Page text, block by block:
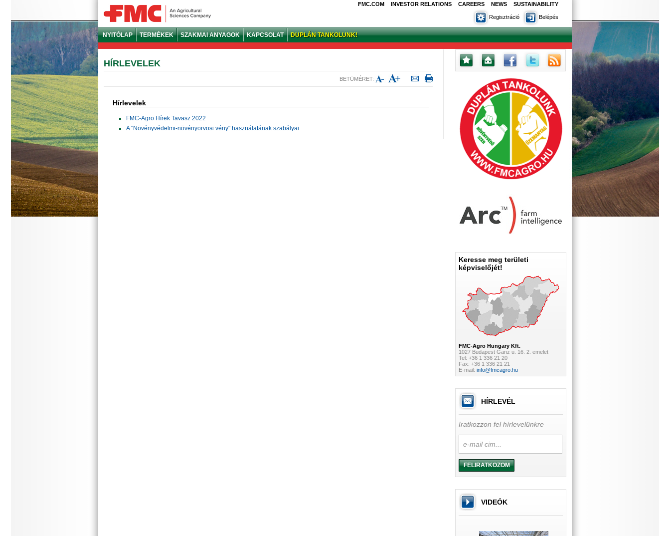
FMC.COM INVESTOR RELATIONS CAREERS NEWS SUSTAINABILITY
Belépés
Regisztráció
NYITÓLAP TERMÉKEK SZAKMAI ANYAGOK KAPCSOLAT DUPLÁN TANKOLUNK!
HÍRLEVELEK
BETÜMÉRET:
Hírlevelek
FMC-Agro Hírek Tavasz 2022
A "Növényvédelmi-növényorvosi vény" használatának szabályai
Keresse meg területi
képviselőjét!
FMC-Agro Hungary Kft.
1027 Budapest Ganz u. 16. 2. emelet
Tel: +36 1 336 21 20
Fax: +36 1 336 21 21
E-mail: info@fmcagro.hu
HÍRLEVÉL
Iratkozzon fel hírlevelünkre
FELIRATKOZOM
VIDEÓK